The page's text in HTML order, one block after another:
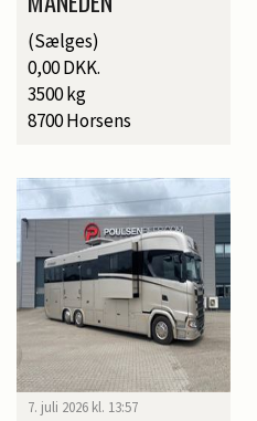
(Sælges)
0,00 DKK.
3500 kg
8700 Horsens
7. juli 2026 kl. 13:57